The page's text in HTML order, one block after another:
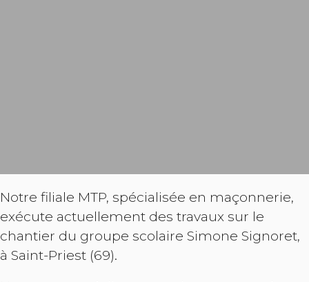
Notre filiale MTP, spécialisée en maçonnerie,
exécute actuellement des travaux sur le
chantier du groupe scolaire Simone Signoret,
à Saint-Priest (69).